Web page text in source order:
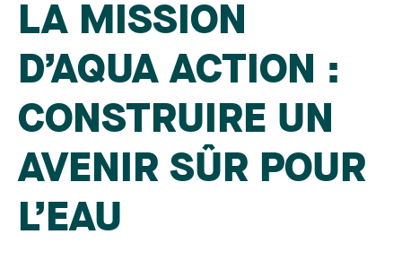
LA MISSION
D’AQUA ACTION :
CONSTRUIRE UN
AVENIR SÛR POUR
L’EAU